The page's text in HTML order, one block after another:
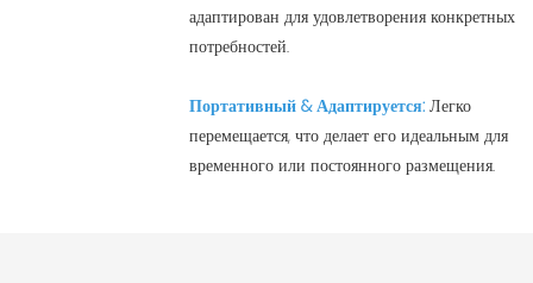
адаптирован для удовлетворения конкретных
потребностей.
Портативный & Адаптируется: Легко
перемещается, что делает его идеальным для
временного или постоянного размещения.